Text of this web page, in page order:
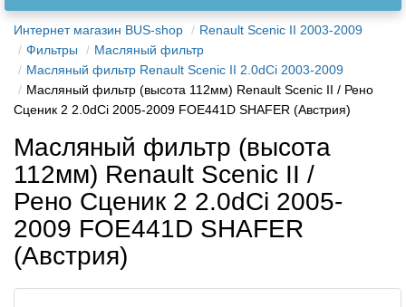
Интернет магазин BUS-shop
Renault Scenic II 2003-2009
Фильтры
Масляный фильтр
Масляный фильтр Renault Scenic II 2.0dCi 2003-2009
Масляный фильтр (высота 112мм) Renault Scenic II / Рено
Сценик 2 2.0dCi 2005-2009 FOE441D SHAFER (Австрия)
Масляный фильтр (высота
112мм) Renault Scenic II /
Рено Сценик 2 2.0dCi 2005-
2009 FOE441D SHAFER
(Австрия)